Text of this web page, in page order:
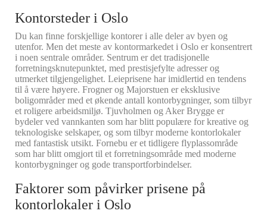
Kontorsteder i Oslo
Du kan finne forskjellige kontorer i alle deler av byen og
utenfor. Men det meste av kontormarkedet i Oslo er konsentrert
i noen sentrale områder. Sentrum er det tradisjonelle
forretningsknutepunktet, med prestisjefylte adresser og
utmerket tilgjengelighet. Leieprisene har imidlertid en tendens
til å være høyere. Frogner og Majorstuen er eksklusive
boligområder med et økende antall kontorbygninger, som tilbyr
et roligere arbeidsmiljø. Tjuvholmen og Aker Brygge er
bydeler ved vannkanten som har blitt populære for kreative og
teknologiske selskaper, og som tilbyr moderne kontorlokaler
med fantastisk utsikt. Fornebu er et tidligere flyplassområde
som har blitt omgjort til et forretningsområde med moderne
kontorbygninger og gode transportforbindelser.
Faktorer som påvirker prisene på
kontorlokaler i Oslo